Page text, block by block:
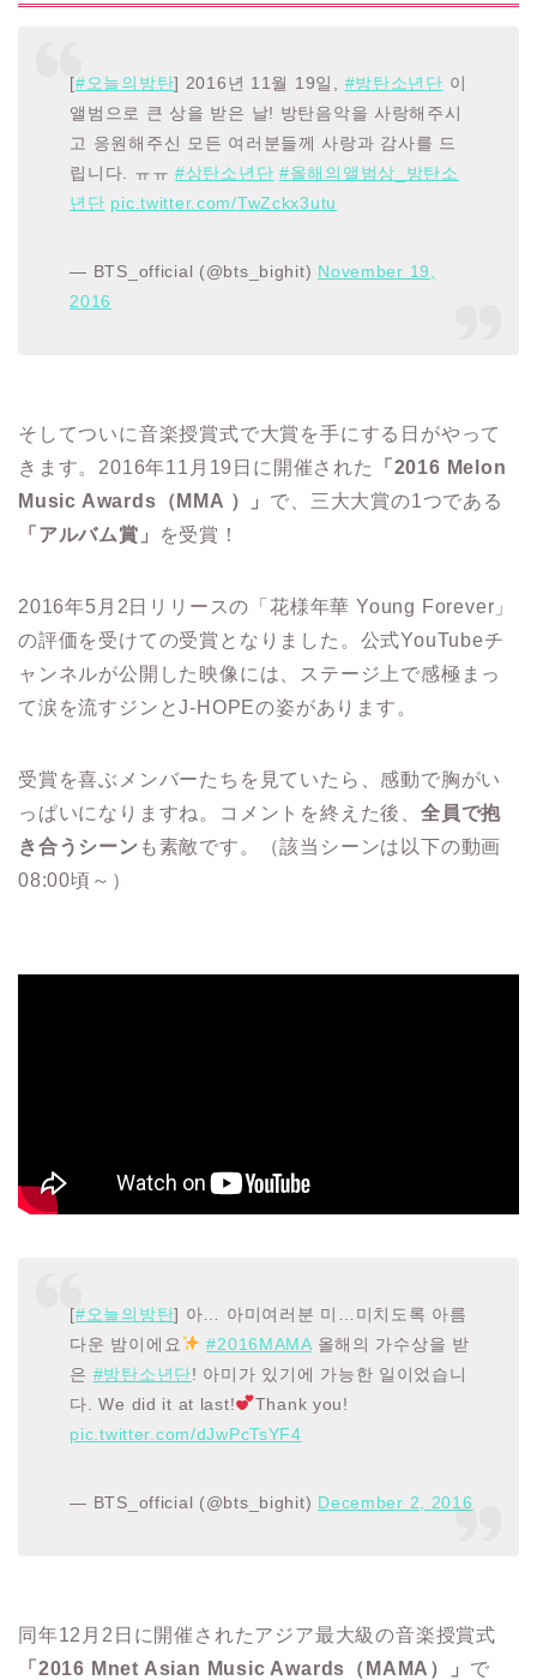
[#오늘의방탄] 2016년 11월 19일, #방탄소년단 이
앨범으로 큰 상을 받은 날! 방탄음악을 사랑해주시
고 응원해주신 모든 여러분들께 사랑과 감사를 드
립니다. ㅠㅠ #상탄소년단 #올해의앨범상_방탄소
년단 pic.twitter.com/TwZckx3utu
— BTS_official (@bts_bighit) November 19,
2016
そしてついに音楽授賞式で大賞を手にする日がやって
きます。2016年11月19日に開催された
「2016 Melon
Music Awards（MMA ）」 で、三大大賞の1つである
「アルバム賞」
を受賞！
2016年5月2日リリースの「花様年華 Young Forever」
の評価を受けての受賞となりました。公式YouTubeチ
ャンネルが公開した映像には、ステージ上で感極まっ
て涙を流すジンとJ-HOPEの姿があります。
受賞を喜ぶメンバーたちを見ていたら、感動で胸がい
っぱいになりますね。コメントを終えた後、全員で抱
き合うシーン も素敵です。（該当シーンは以下の動画
08:00頃～）
[#오늘의방탄] 아… 아미여러분 미…미치도록 아름
다운 밤이에요
#2016MAMA올해의 가수상을 받
은 #방탄소년단! 아미가 있기에 가능한 일이었습니
다. We did it at last!
Thank you!
pic.twitter.com/dJwPcTsYF4
— BTS_official (@bts_bighit) December 2, 2016
同年12月2日に開催されたアジア最大級の音楽授賞式
「2016 Mnet Asian Music Awards（MAMA）」 で